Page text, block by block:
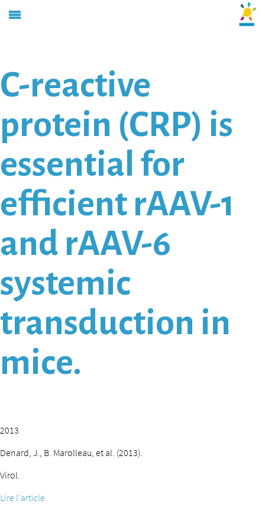
C-reactive
protein (CRP) is
essential for
efficient rAAV-1
and rAAV-6
systemic
transduction in
mice.
2013
Denard, J., B. Marolleau, et al. (2013).
Virol.
Lire l'article